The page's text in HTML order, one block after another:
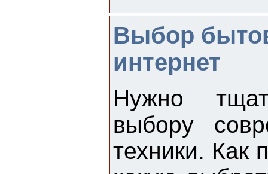
Выбор
интернет
Нужно
выбору
техники. Как